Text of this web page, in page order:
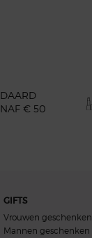
€ 50
GIFTS
Vrouwen geschenken
Mannen geschenken